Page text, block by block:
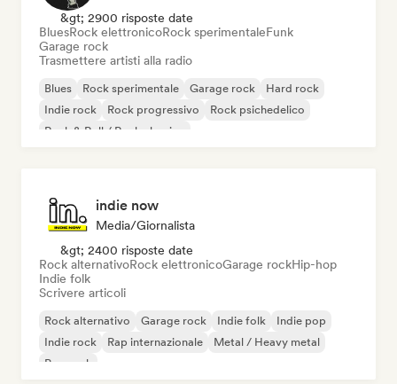
&gt; 2900 risposte date
BluesRock elettronicoRock sperimentaleFunk
Garage rock
Trasmettere artisti alla radio
Blues Rock sperimentale Garage rock
Hard rock
Indie rock
Rock progressivo
Rock psichedelico
Rock & Roll / Rock classico
indie now
Media/Giornalista
&gt; 2400 risposte date
Rock alternativoRock elettronicoGarage rockHip-hop
Indie folk
Scrivere articoli
Rock alternativo Garage rock Indie folk
Indie pop
Indie rock
Rap internazionale
Metal / Heavy metal
Pop rock